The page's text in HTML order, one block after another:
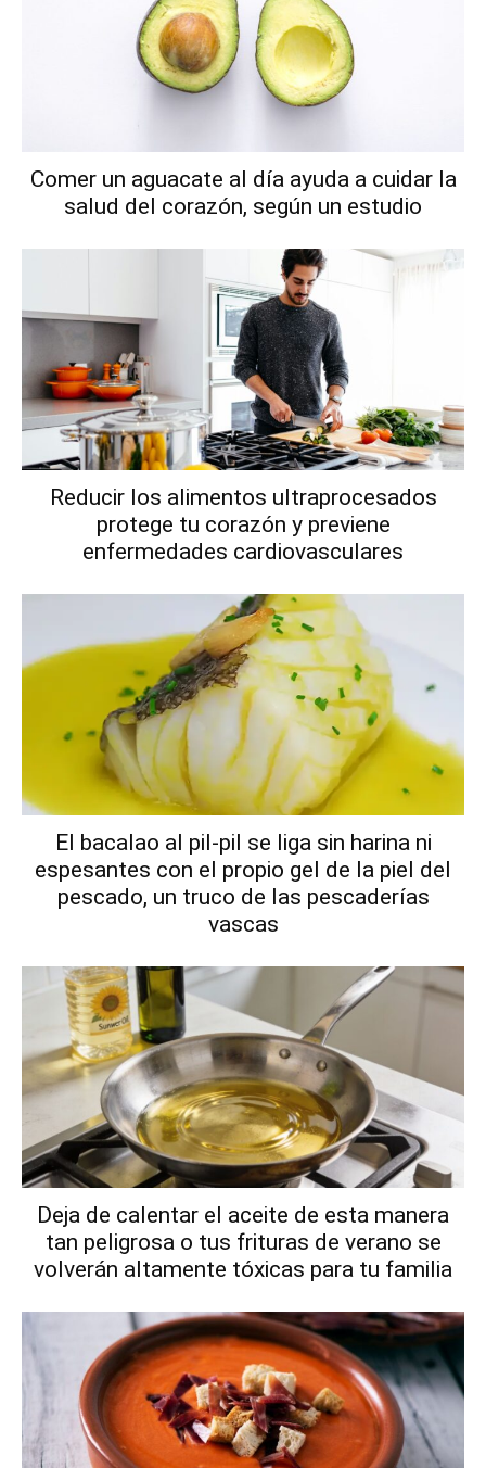
Comer un aguacate al día ayuda a cuidar la
salud del corazón, según un estudio
Reducir los alimentos ultraprocesados
protege tu corazón y previene
enfermedades cardiovasculares
El bacalao al pil-pil se liga sin harina ni
espesantes con el propio gel de la piel del
pescado, un truco de las pescaderías
vascas
Deja de calentar el aceite de esta manera
tan peligrosa o tus frituras de verano se
volverán altamente tóxicas para tu familia